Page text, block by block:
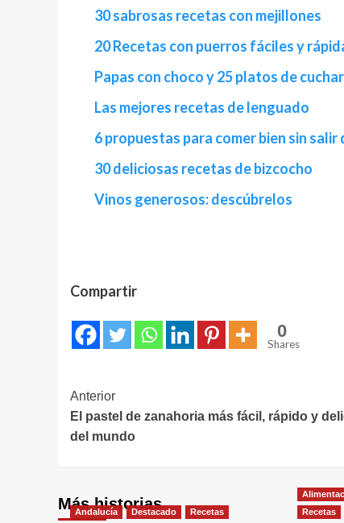
30 sabrosas recetas con mejillones
20 Recetas con puerros fáciles y
Papas con choco y 25 platos de
Las mejores recetas de lenguado
6 propuestas para comer bien sin salir
30 deliciosas recetas de bizcocho
Vinos generosos: descúbrelos
Compartir
0
Shares
Navegación
de
Anterior
El pastel de zanahoria más fácil, rápido y
del mundo
Más historias
Andalucía Destacado Recetas
Recetas